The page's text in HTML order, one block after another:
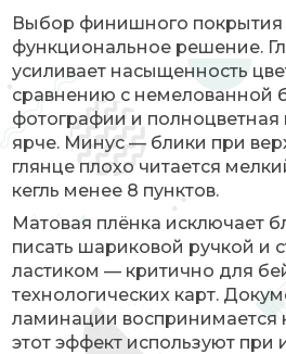
Выбор финишного покрытия
функциональное решение.
усиливает насыщенность
сравнению с немелованной
фотографии и полноцветная
ярче. Минус — блики при
глянце плохо читается
кегль менее 8 пунктов.
Матовая плёнка исключает
писать шариковой ручкой и
ластиком — критично для
технологических карт.
ламинации воспринимается
этот эффект используют при